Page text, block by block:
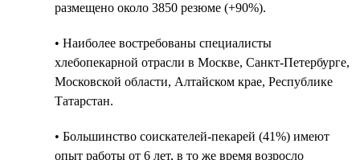
размещено около 3850 резюме (+90%).
• Наиболее востребованы специалисты
хлебопекарной отрасли в Москве, Санкт-Петербурге,
Московской области, Алтайском крае, Республике
Татарстан.
• Большинство соискателей-пекарей (41%) имеют
опыт работы от 6 лет, в то же время возросло